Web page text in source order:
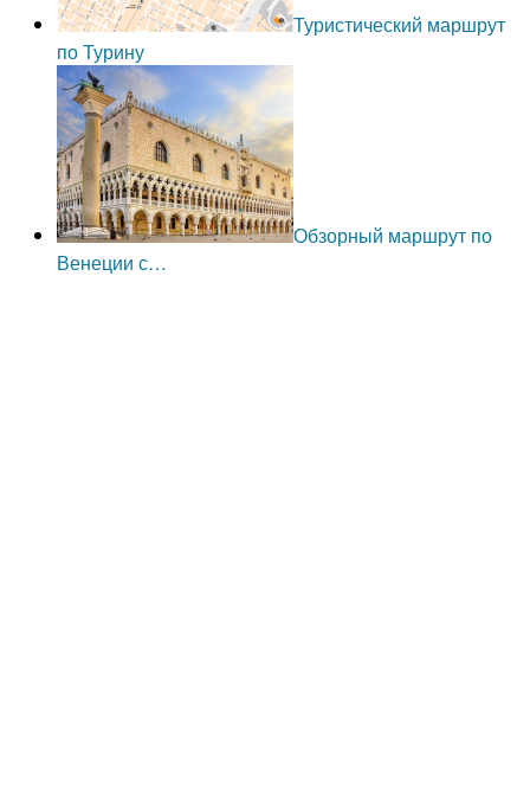
Туристический маршрут
по Турину
Обзорный маршрут по
Венеции с…